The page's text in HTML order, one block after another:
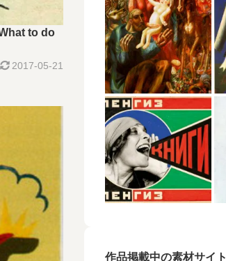
to do
2017-05-21
作品掲載中の素材サイト